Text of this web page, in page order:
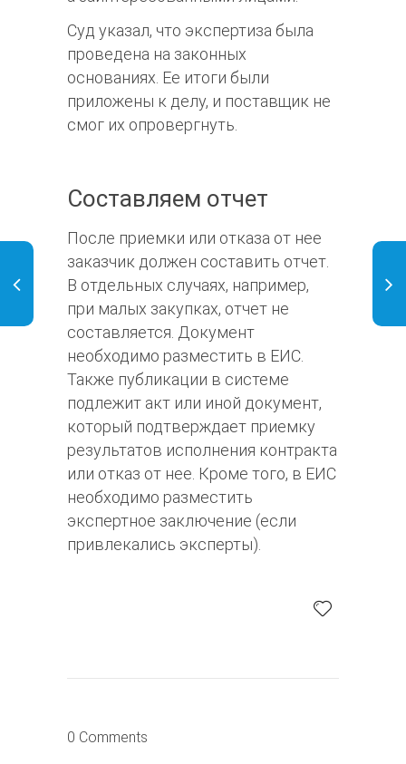
Суд указал, что экспертиза была
проведена на законных
основаниях. Ее итоги были
приложены к делу, и поставщик не
смог их опровергнуть.
Составляем отчет
После приемки или отказа от нее
заказчик должен составить отчет.
В отдельных случаях, например,
при малых закупках, отчет не
составляется. Документ
необходимо разместить в ЕИС.
Также публикации в системе
подлежит акт или иной документ,
который подтверждает приемку
результатов исполнения контракта
или отказ от нее. Кроме того, в ЕИС
необходимо разместить
экспертное заключение (если
привлекались эксперты).
0 Comments